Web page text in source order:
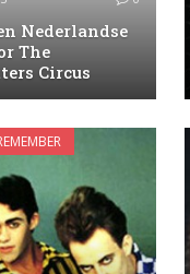
Nederlandse
The
Circus